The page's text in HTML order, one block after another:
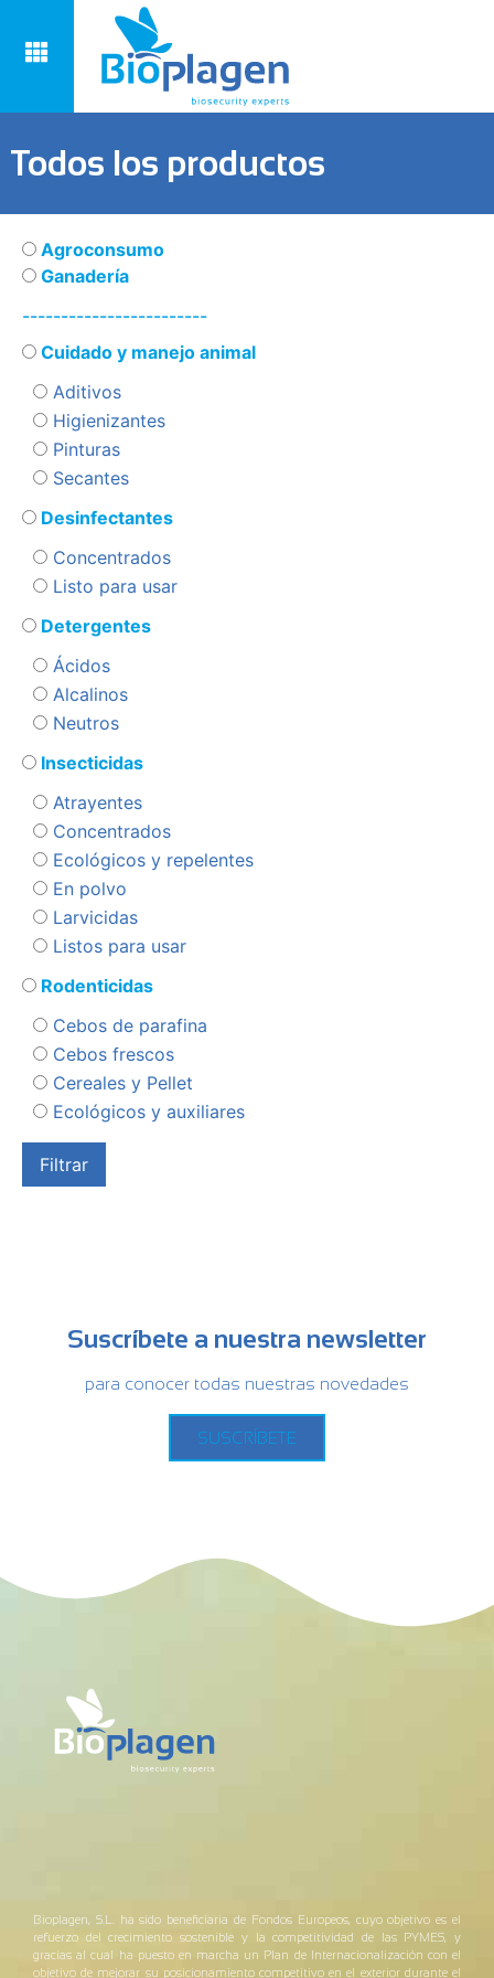
Todos los productos
Agroconsumo
Ganadería
------------------------
Cuidado y manejo animal
Aditivos
Higienizantes
Pinturas
Secantes
Desinfectantes
Concentrados
Listo para usar
Detergentes
Ácidos
Alcalinos
Neutros
Insecticidas
Atrayentes
Concentrados
Ecológicos y repelentes
En polvo
Larvicidas
Listos para usar
Rodenticidas
Cebos de parafina
Cebos frescos
Cereales y Pellet
Ecológicos y auxiliares
Suscríbete a nuestra newsletter
para conocer todas nuestras novedades
SUSCRÍBETE
Bioplagen, S.L. ha sido beneficiaria de Fondos Europeos, cuyo objetivo es el
refuerzo del crecimiento sostenible y la competitividad de las PYMES, y
gracias al cual ha puesto en marcha un Plan de Internacionalización con el
objetivo de mejorar su posicionamiento competitivo en el exterior durante el